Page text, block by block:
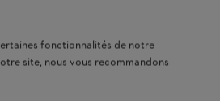
fonctionnalités de notre
site, nous vous recommandons